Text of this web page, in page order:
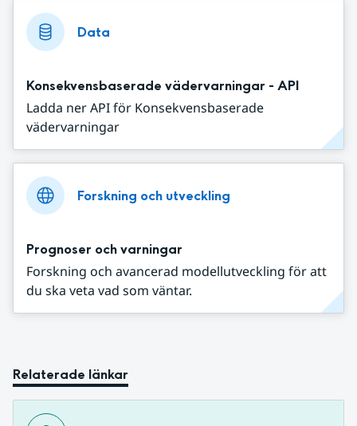
Data
Konsekvensbaserade vädervarningar - API
Ladda ner API för Konsekvensbaserade
vädervarningar
Forskning och utveckling
Prognoser och varningar
Forskning och avancerad modellutveckling för att
du ska veta vad som väntar.
Relaterade länkar